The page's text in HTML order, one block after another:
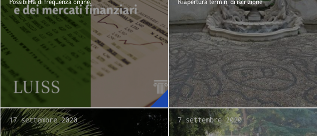
Possibilità di frequenza online. Riapertura termini di iscrizione.
17 settembre 2020 7 settembre 2020